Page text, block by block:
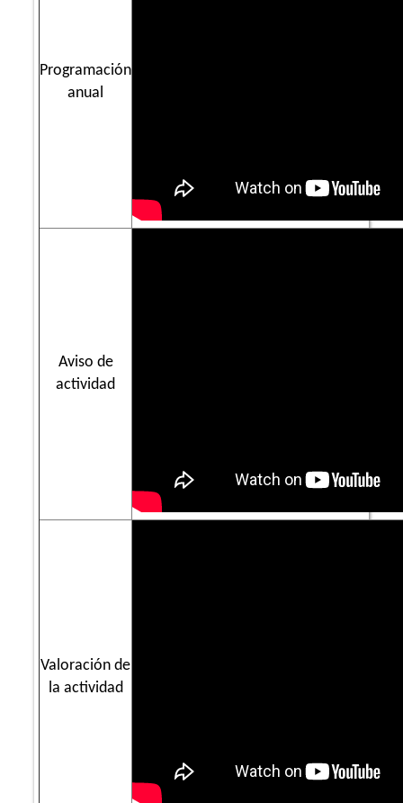
Programación
anual
Aviso de
actividad
Valoración de
la actividad